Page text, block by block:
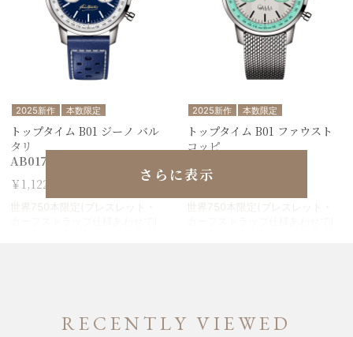
2025新作 本数限定
トップタイム B01 ジーノ バル
タリ
AB01767A1C1X1
￥1,122,000
世界750本限定(ブレスレット・
2025新作 本数限定
トップタイム B01 ファウスト
コッピ
￥1,188,000
世界750本限定(ブレスレット・
さらに表示
RECENTLY VIEWED